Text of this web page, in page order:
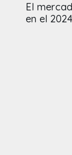
El
en el